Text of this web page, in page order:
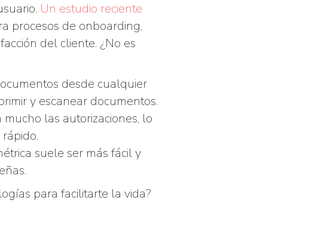
Un estudio reciente
procesos de onboarding,
del cliente. ¿No es
desde cualquier
y escanear documentos.
las autorizaciones, lo
suele ser más fácil y
para facilitarte la vida?